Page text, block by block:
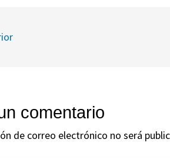
comentario
de correo electrónico no será